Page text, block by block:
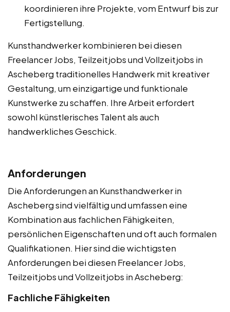
koordinieren ihre Projekte, vom Entwurf bis zur
Fertigstellung.
Kunsthandwerker kombinieren bei diesen
Freelancer Jobs, Teilzeitjobs und Vollzeitjobs in
Ascheberg traditionelles Handwerk mit kreativer
Gestaltung, um einzigartige und funktionale
Kunstwerke zu schaffen. Ihre Arbeit erfordert
sowohl künstlerisches Talent als auch
handwerkliches Geschick.
Anforderungen
Die Anforderungen an Kunsthandwerker in
Ascheberg sind vielfältig und umfassen eine
Kombination aus fachlichen Fähigkeiten,
persönlichen Eigenschaften und oft auch formalen
Qualifikationen. Hier sind die wichtigsten
Anforderungen bei diesen Freelancer Jobs,
Teilzeitjobs und Vollzeitjobs in Ascheberg:
Fachliche Fähigkeiten